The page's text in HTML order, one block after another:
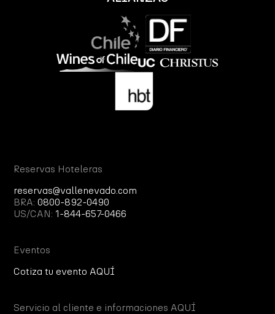
Reservas Hoteleras
reservas@vallenevado.com
BRA:0800-892-0490
US/CAN:1-844-657-0466
Eventos
Cotiza tu evento AQUÍ
Servicio al cliente e informaciones AQUÍ